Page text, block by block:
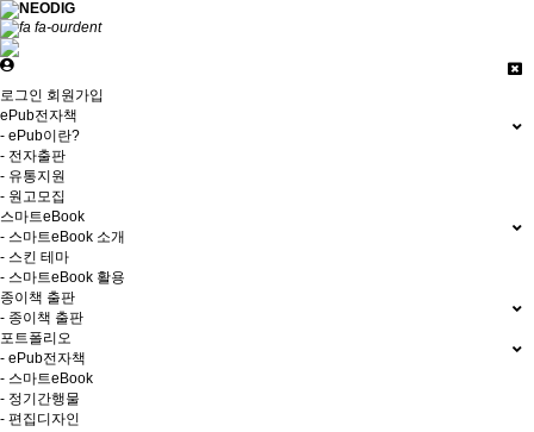
로그인 회원가입
ePub전자책
- ePub이란?
- 전자출판
- 유통지원
- 원고모집
스마트eBook
- 스마트eBook 소개
- 스킨 테마
- 스마트eBook 활용
종이책 출판
- 종이책 출판
포트폴리오
- ePub전자책
- 스마트eBook
- 정기간행물
- 편집디자인